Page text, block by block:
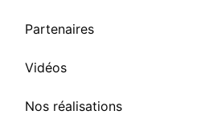
Partenaires
Vidéos
Nos réalisations